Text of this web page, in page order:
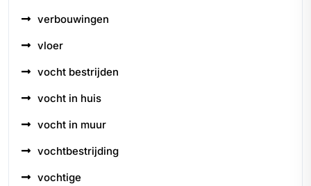
verbouwingen
vloer
vocht bestrijden
vocht in huis
vocht in muur
vochtbestrijding
vochtige